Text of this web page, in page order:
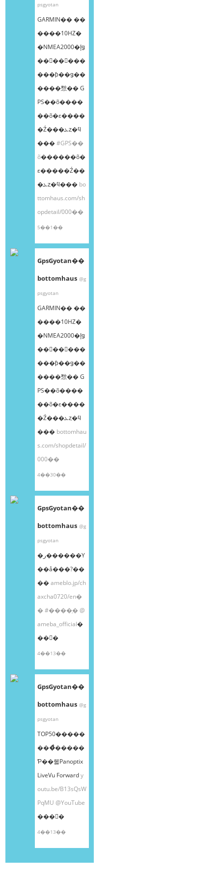
psgyotan
GARMIN�� ��
����10HZ�
�NMEA2000�إǥ
��󥰥��󥵡���
���ƥ��ǥ��
����㥹�� G
PS��õ����
��õ�ε����
�Ź���ܥȥ�ϥ
���#GPS��
õ������õ�
ε�����Ź��
�ܥȥ�ϥ��� bo
ttomhaus.com/sh
opdetail/000��
5��1��
GpsGyotan��
bottomhaus @g
psgyotan
GARMIN�� ��
����10HZ�
�NMEA2000�إǥ
��󥰥��󥵡���
���ƥ��ǥ��
����㥹�� G
PS��õ����
��õ�ε����
�Ź���ܥȥ�ϥ
��� bottomhau
s.com/shopdetail/
000��
4��30��
GpsGyotan��
bottomhaus @g
psgyotan
�ر������Υ
��å���?��
��ameblo.jp/ch
axcha0720/en�
�#����֥�@
ameba_official�
��󤫤�
4��13��
GpsGyotan��
bottomhaus @g
psgyotan
TOP50�����
���ͤ�����
Ƥ��줿Panoptix
LiveVu Forwardy
outu.be/B13sQsW
PqMU @YouTube
���󤫤�
4��13��